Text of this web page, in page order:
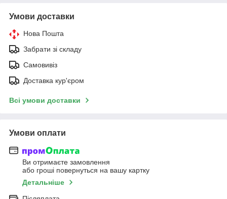
Умови доставки
Нова Пошта
Забрати зі складу
Самовивіз
Доставка кур'єром
Всі умови доставки
Умови оплати
Ви отримаєте замовлення
або гроші повернуться на вашу картку
Детальніше